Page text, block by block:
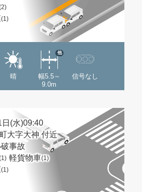
(1)
晴
幅5.5～
9.0m
他
信号なし
(水)09:40
大字大神 付近
事故
軽貨物車(1)
(1)